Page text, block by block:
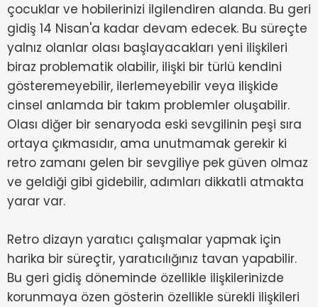
çocuklar ve hobilerinizi ilgilendiren alanda. Bu geri
gidiş 14 Nisan'a kadar devam edecek. Bu süreçte
yalnız olanlar olası başlayacakları yeni ilişkileri
biraz problematik olabilir, ilişki bir türlü kendini
gösteremeyebilir, ilerlemeyebilir veya ilişkide
cinsel anlamda bir takım problemler oluşabilir.
Olası diğer bir senaryoda eski sevgilinin peşi sıra
ortaya çıkmasıdır, ama unutmamak gerekir ki
retro zamanı gelen bir sevgiliye pek güven olmaz
ve geldiği gibi gidebilir, adımları dikkatli atmakta
yarar var.
Retro dizayn yaratıcı çalışmalar yapmak için
harika bir süreçtir, yaratıcılığınız tavan yapabilir.
Bu geri gidiş döneminde özellikle ilişkilerinizde
korunmaya özen gösterin özellikle sürekli ilişkileri